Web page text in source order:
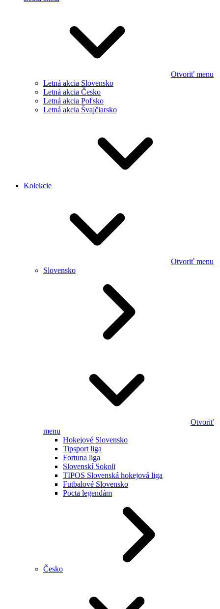
Otvoriť menu
Letná akcia Slovensko
Letná akcia Česko
Letná akcia Poľsko
Letná akcia Švajčiarsko
Kolekcie
Otvoriť menu
Slovensko
Otvoriť
menu
Hokejové Slovensko
Tipsport liga
Fortuna liga
Slovenskí Sokoli
TIPOS Slovenská hokejová liga
Futbalové Slovensko
Pocta legendám
Česko